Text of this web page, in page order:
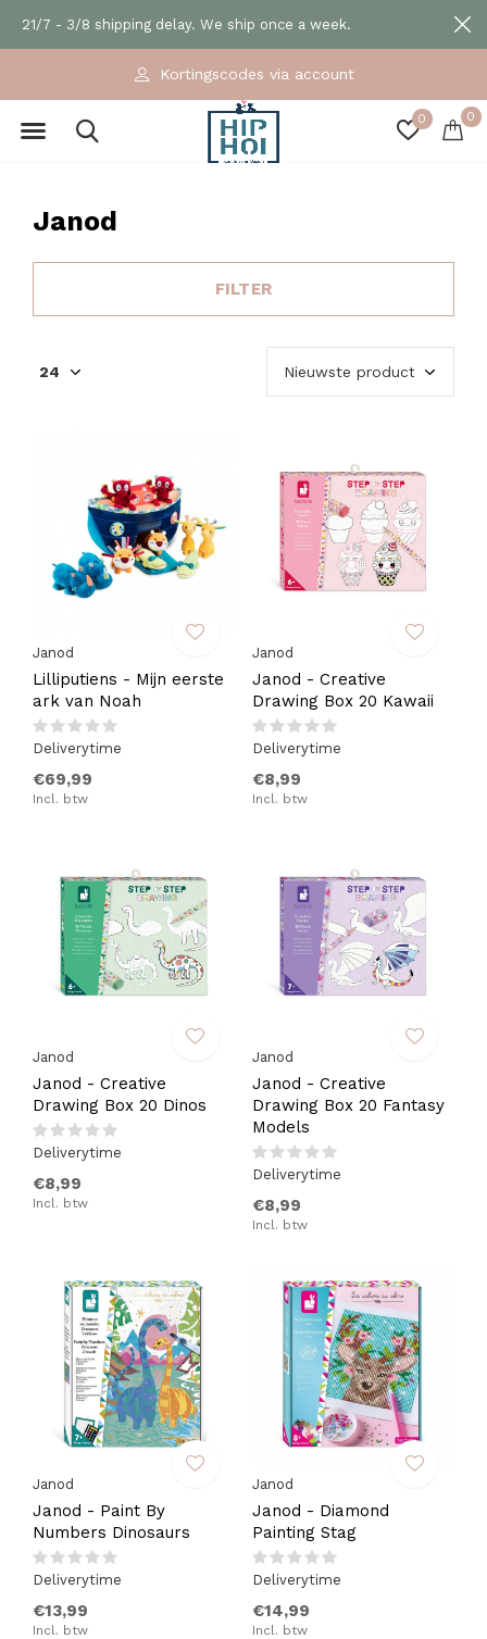
0 0
Kortingscodes via account
21/7 - 3/8 shipping delay. We ship once a week.
Janod
FILTER
Janod
Lilliputiens - Mijn eerste
ark van Noah
Deliverytime
€69,99
Incl. btw
Janod
Janod - Creative
Drawing Box 20 Kawaii
Deliverytime
€8,99
Incl. btw
Janod
Janod - Creative
Drawing Box 20 Dinos
Deliverytime
€8,99
Incl. btw
Janod
Janod - Creative
Drawing Box 20 Fantasy
Models
Deliverytime
€8,99
Incl. btw
Janod
Janod - Paint By
Numbers Dinosaurs
Deliverytime
€13,99
Incl. btw
Janod
Janod - Diamond
Painting Stag
Deliverytime
€14,99
Incl. btw